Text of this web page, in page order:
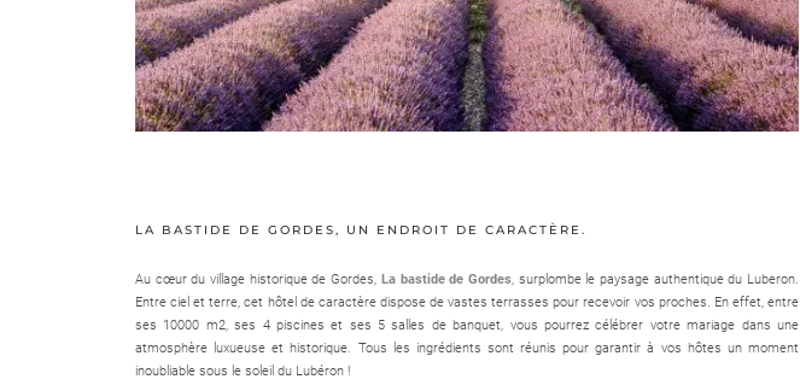
LA BASTIDE DE GORDES, UN ENDROIT DE CARACTÈRE.
Au cœur du village historique de Gordes, La bastide de Gordes , surplombe le paysage authentique du Luberon.
Entre ciel et terre, cet hôtel de caractère dispose de vastes terrasses pour recevoir vos proches. En effet, entre
ses 10000 m2, ses 4 piscines et ses 5 salles de banquet, vous pourrez célébrer votre mariage dans une
atmosphère luxueuse et historique. Tous les ingrédients sont réunis pour garantir à vos hôtes un moment
inoubliable sous le soleil du Lubéron !